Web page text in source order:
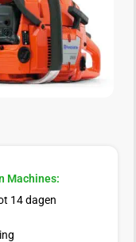
Machines:
14 dagen